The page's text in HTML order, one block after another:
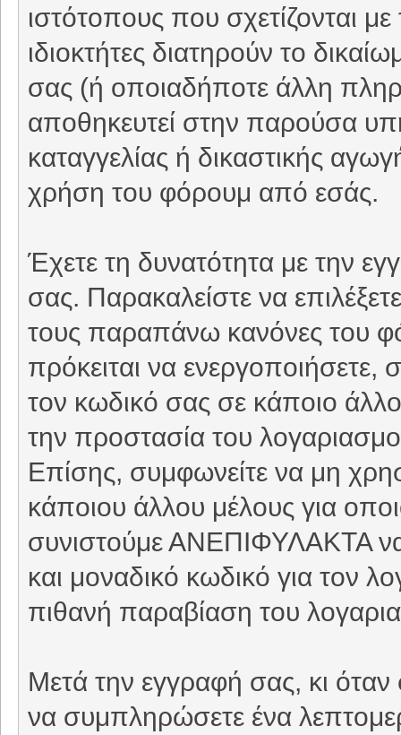
ιστότοπους που σχετίζονται
ιδιοκτήτες διατηρούν το
σας (ή οποιαδήποτε άλλη
αποθηκευτεί στην παρούσα
καταγγελίας ή δικαστικής
χρήση του φόρουμ από εσάς.
Έχετε τη δυνατότητα με την
σας. Παρακαλείστε να
τους παραπάνω κανόνες του
πρόκειται να
τον κωδικό σας σε κάποιο
την προστασία του
Επίσης, συμφωνείτε να μη
κάποιου άλλου μέλους για
συνιστούμε ΑΝΕΠΙΦΥΛΑΚΤΑ
και μοναδικό κωδικό για τον
πιθανή παραβίαση του
Μετά την εγγραφή σας, κι
να συμπληρώσετε ένα